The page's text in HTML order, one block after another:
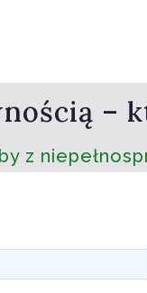
–
z